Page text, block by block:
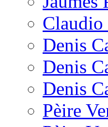
Denis
Denis
Denis
Pèire